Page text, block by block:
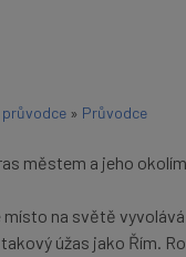
průvodce » Průvodce
městem a jeho okolím
na světě
úžas jako Řím.